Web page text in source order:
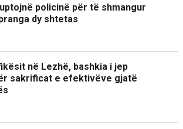
policinë për të shmangur
dy shtetas
në Lezhë, bashkia i jep
sakrificat e efektivëve gjatë